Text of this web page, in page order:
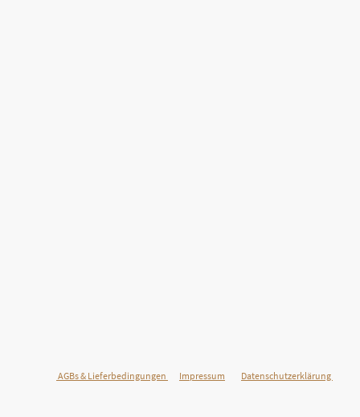
AGBs & Lieferbedingungen
Impressum Datenschutzerklärung